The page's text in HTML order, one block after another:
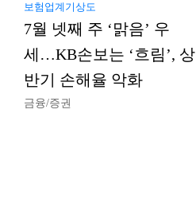
보험업계기상도
7월 넷째 주 ‘맑음’ 우
세…KB손보는 ‘흐림’, 상
반기 손해율 악화
금융/증권